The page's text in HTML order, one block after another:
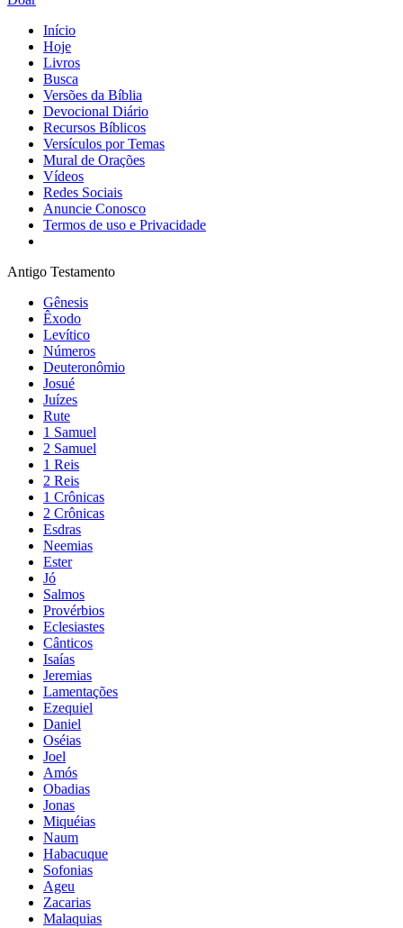
Início
Hoje
Livros
Busca
Versões da Bíblia
Devocional Diário
Recursos Bíblicos
Versículos por Temas
Mural de Orações
Vídeos
Redes Sociais
Anuncie Conosco
Termos de uso e Privacidade
Antigo Testamento
Gênesis
Êxodo
Levítico
Números
Deuteronômio
Josué
Juízes
Rute
1 Samuel
2 Samuel
1 Reis
2 Reis
1 Crônicas
2 Crônicas
Esdras
Neemias
Ester
Jó
Salmos
Provérbios
Eclesiastes
Cânticos
Isaías
Jeremias
Lamentações
Ezequiel
Daniel
Oséias
Joel
Amós
Obadias
Jonas
Miquéias
Naum
Habacuque
Sofonias
Ageu
Zacarias
Malaquias